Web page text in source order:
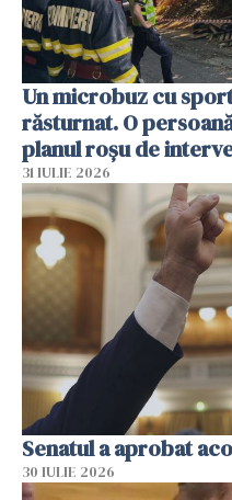
Un microbuz cu
răsturnat. O
planul roșu de
31 IULIE 2026
Senatul a aprobat
30 IULIE 2026